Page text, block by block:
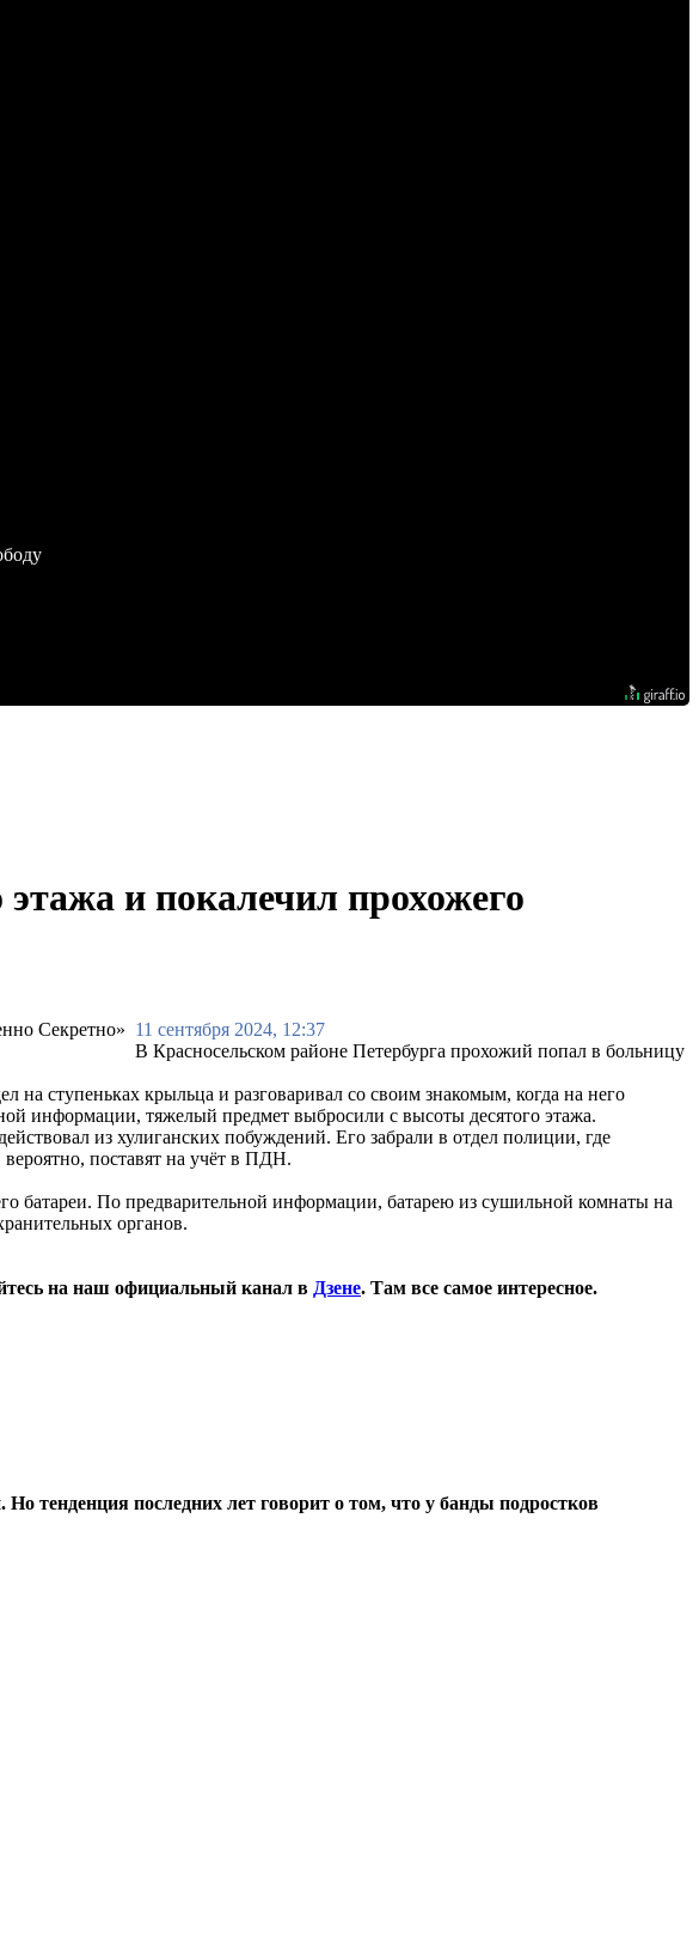
и покалечил прохожего
11 сентября 2024, 12:37
В Красносельском районе Петербурга прохожий попал в больницу
ступеньках крыльца и разговаривал со своим знакомым, когда на него
информации, тяжелый предмет выбросили с высоты десятого этажа.
из хулиганских побуждений. Его забрали в отдел полиции, где
поставят на учёт в ПДН.
батареи. По предварительной информации, батарею из сушильной комнаты на
органов.
на наш официальный канал в Дзене. Там все самое интересное.
тенденция последних лет говорит о том, что у банды подростков